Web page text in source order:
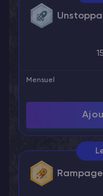
Mensuel
Rampage